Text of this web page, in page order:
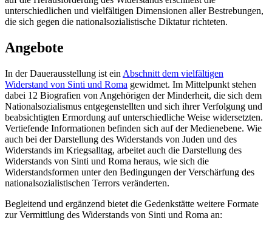
unterschiedlichen und vielfältigen Dimensionen aller Bestrebungen,
die sich gegen die nationalsozialistische Diktatur richteten.
Angebote
In der Dauerausstellung ist ein Abschnitt dem vielfältigen
Widerstand von Sinti und Roma gewidmet. Im Mittelpunkt stehen
dabei 12 Biografien von Angehörigen der Minderheit, die sich dem
Nationalsozialismus entgegenstellten und sich ihrer Verfolgung und
beabsichtigten Ermordung auf unterschiedliche Weise widersetzten.
Vertiefende Informationen befinden sich auf der Medienebene. Wie
auch bei der Darstellung des Widerstands von Juden und des
Widerstands im Kriegsalltag, arbeitet auch die Darstellung des
Widerstands von Sinti und Roma heraus, wie sich die
Widerstandsformen unter den Bedingungen der Verschärfung des
nationalsozialistischen Terrors veränderten.
Begleitend und ergänzend bietet die Gedenkstätte weitere Formate
zur Vermittlung des Widerstands von Sinti und Roma an: